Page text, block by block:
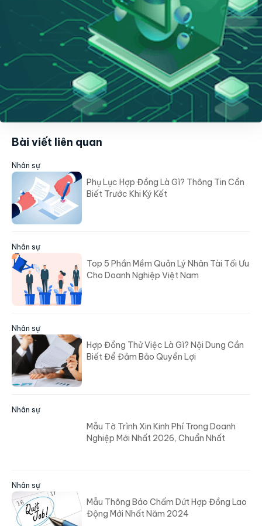
Bài viết liên quan
Nhân sự
Phụ Lục Hợp Đồng Là Gì? Thông Tin Cần
Biết Trước Khi Ký Kết
Nhân sự
Top 5 Phần Mềm Quản Lý Nhân Tài Tối Ưu
Cho Doanh Nghiệp Việt Nam
Nhân sự
Hợp Đồng Thử Việc Là Gì? Nội Dung Cần
Biết Để Đảm Bảo Quyền Lợi
Nhân sự
Mẫu Tờ Trình Xin Kinh Phí Trong Doanh
Nghiệp Mới Nhất 2026, Chuẩn Nhất
Nhân sự
Mẫu Thông Báo Chấm Dứt Hợp Đồng Lao
Động Mới Nhất Năm 2024